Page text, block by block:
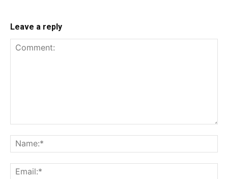
Leave a reply